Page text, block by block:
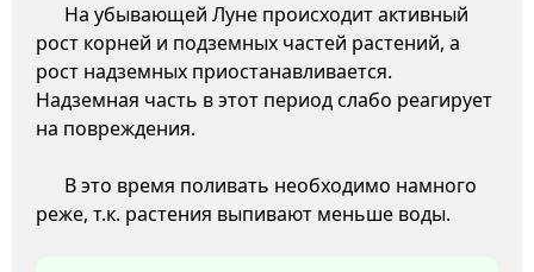
На убывающей Луне происходит активный
рост корней и подземных частей растений, а
рост надземных приостанавливается.
Надземная часть в этот период слабо реагирует
на повреждения.
В это время поливать необходимо намного
реже, т.к. растения выпивают меньше воды.